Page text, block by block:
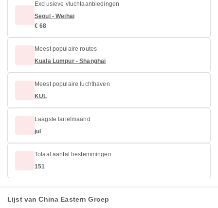
Exclusieve vluchtaanbiedingen
Seoul - Weihai
€ 68
Meest populaire routes
Kuala Lumpur - Shanghai
Meest populaire luchthaven
KUL
Laagste tariefmaand
jul
Totaal aantal bestemmingen
151
Lijst van China Eastern Groep